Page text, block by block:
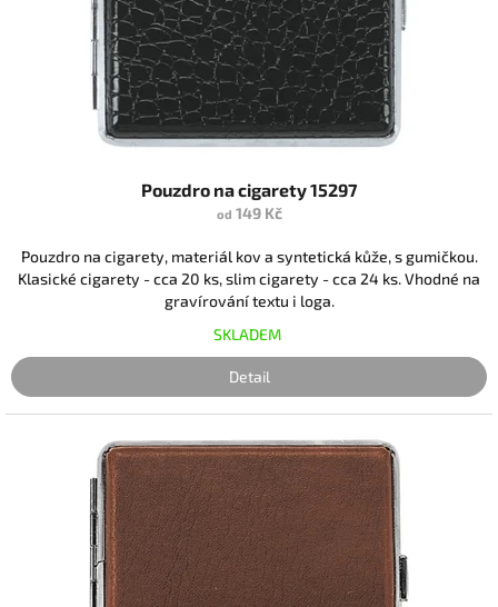
Pouzdro na cigarety 15297
od 149 Kč
Pouzdro na cigarety, materiál kov a syntetická kůže, s gumičkou.
Klasické cigarety - cca 20 ks, slim cigarety - cca 24 ks. Vhodné na
gravírování textu i loga.
SKLADEM
Detail